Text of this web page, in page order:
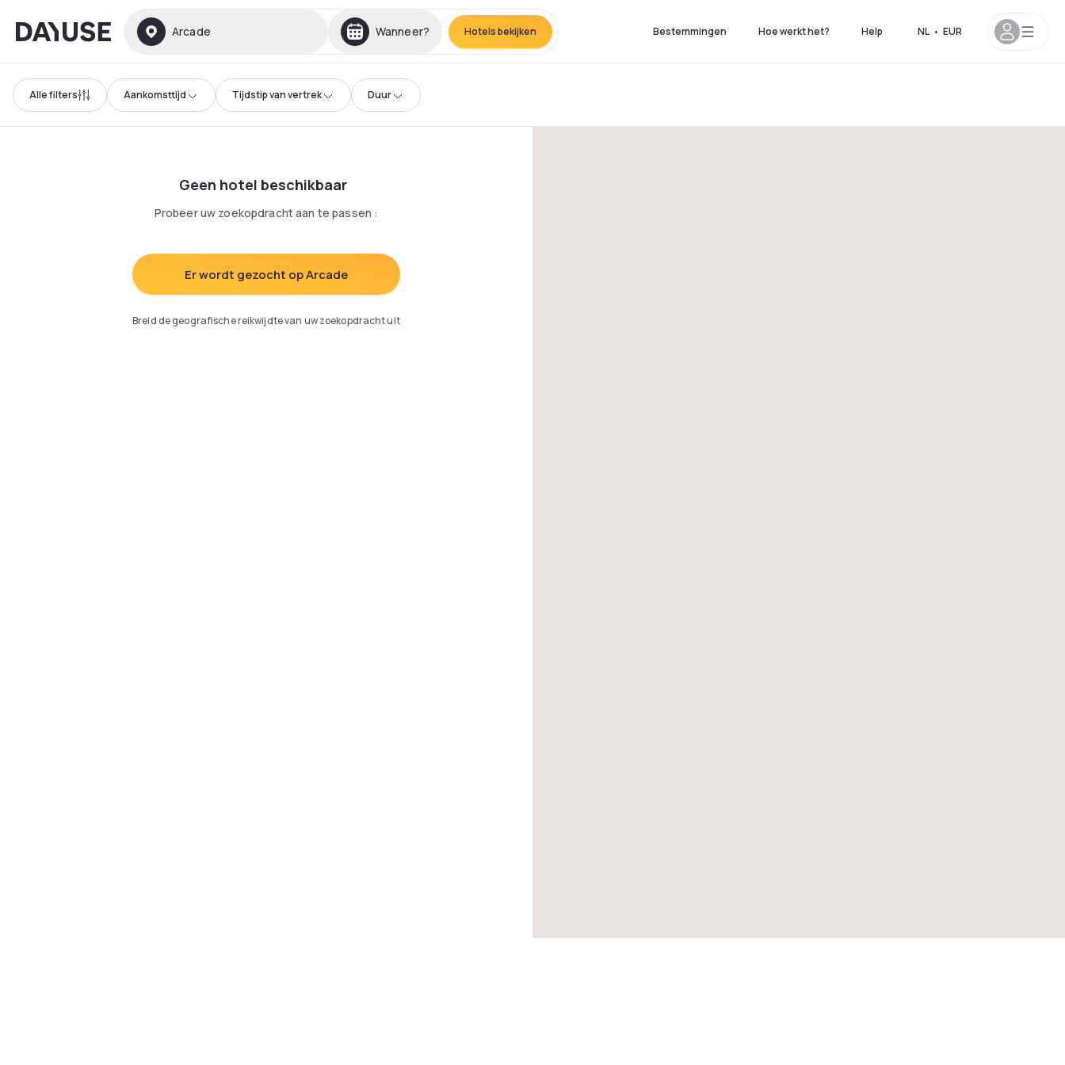
Dayuse Arcade Wanneer? Hotels bekijken Bestemmingen Hoe werkt het? Help NL • EUR
Alle filters Aankomsttijd Tijdstip van vertrek Duur
Geen hotel beschikbaar
Probeer uw zoekopdracht aan te passen :
Er wordt gezocht op Arcade
Breid de geografische reikwijdte van uw zoekopdracht uit